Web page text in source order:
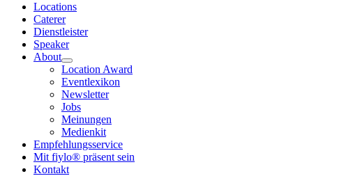
Locations
Caterer
Dienstleister
Speaker
About
Location Award
Eventlexikon
Newsletter
Jobs
Meinungen
Medienkit
Empfehlungsservice
Mit fiylo® präsent sein
Kontakt